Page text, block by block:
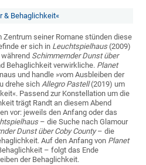
& Behaglichkeit«
seiner Romane stünden diese
er sich in Leuchtspielhaus (2009)
Schimmernder Dunst über
Behaglichkeit verwirkliche. Planet
und handle »vom Ausbleiben der
drehe sichAllegro Pastell(2019) um
Passend zur Konstellation um die
trägt Randt an diesem Abend
vor: jeweils den Anfang oder das
– die Suche nach Glamour
Dunst über Coby County– die
Auf den Anfang von Planet
– folgt das Ende
der Behaglichkeit.